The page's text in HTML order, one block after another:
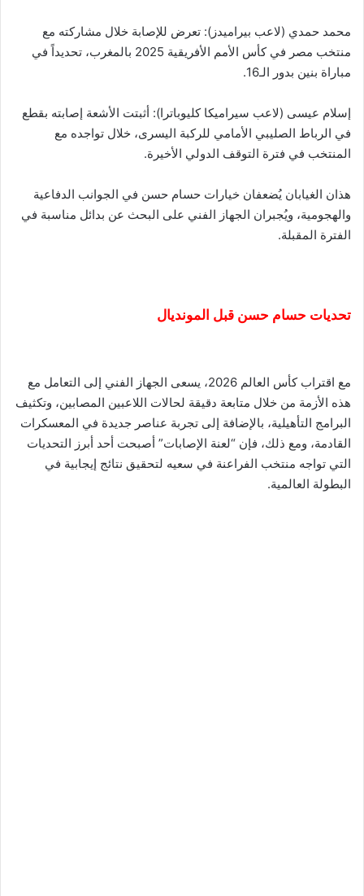
محمد حمدي (لاعب بيراميدز): تعرض للإصابة خلال مشاركته مع
منتخب مصر في كأس الأمم الأفريقية 2025 بالمغرب، تحديداً في
مباراة بنين بدور الـ16.
إسلام عيسى (لاعب سيراميكا كليوباترا): أثبتت الأشعة إصابته بقطع
في الرباط الصليبي الأمامي للركبة اليسرى، خلال تواجده مع
المنتخب في فترة التوقف الدولي الأخيرة.
هذان الغيابان يُضعفان خيارات حسام حسن في الجوانب الدفاعية
والهجومية، ويُجبران الجهاز الفني على البحث عن بدائل مناسبة في
الفترة المقبلة.
تحديات حسام حسن قبل المونديال
مع اقتراب كأس العالم 2026، يسعى الجهاز الفني إلى التعامل مع
هذه الأزمة من خلال متابعة دقيقة لحالات اللاعبين المصابين، وتكثيف
البرامج التأهيلية، بالإضافة إلى تجربة عناصر جديدة في المعسكرات
القادمة، ومع ذلك، فإن “لعنة الإصابات” أصبحت أحد أبرز التحديات
التي تواجه منتخب الفراعنة في سعيه لتحقيق نتائج إيجابية في
البطولة العالمية.